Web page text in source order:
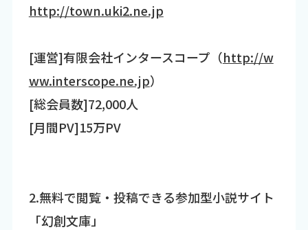
http://town.uki2.ne.jp
[運営]有限会社インタースコープ（http://w
ww.interscope.ne.jp）
[総会員数]72,000人
[月間PV]15万PV
2.無料で閲覧・投稿できる参加型小説サイト
「幻創文庫」